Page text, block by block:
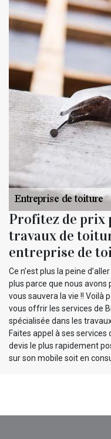
Profitez de prix
travaux de
entreprise de
Ce n’est plus la peine
plus parce que nous avons
vous sauvera la vie !! Voilà
vous offrir les services de
spécialisée dans les
Faites appel à ses
devis le plus rapidement
sur son mobile soit en